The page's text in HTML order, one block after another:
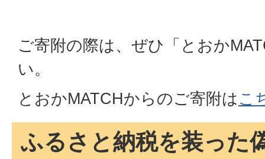
ご寄附の際は、ぜひ「とおか
い。
とおかMATCHからのご寄附はこ
ふるさと納税を装った